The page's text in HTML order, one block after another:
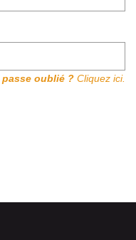
passe oublié ? Cliquez ici.